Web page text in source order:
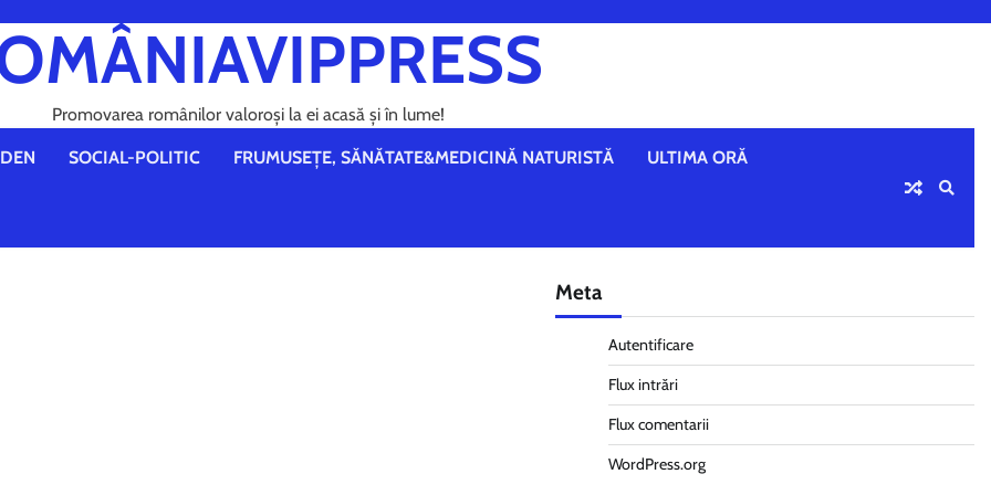
Promovarea românilor valoroși la ei acasă și în lume!
SOCIAL-POLITIC FRUMUSEȚE, SĂNĂTATE&MEDICINĂ NATURISTĂ ULTIMA ORĂ
Meta
Autentificare
Flux intrări
Flux comentarii
WordPress.org